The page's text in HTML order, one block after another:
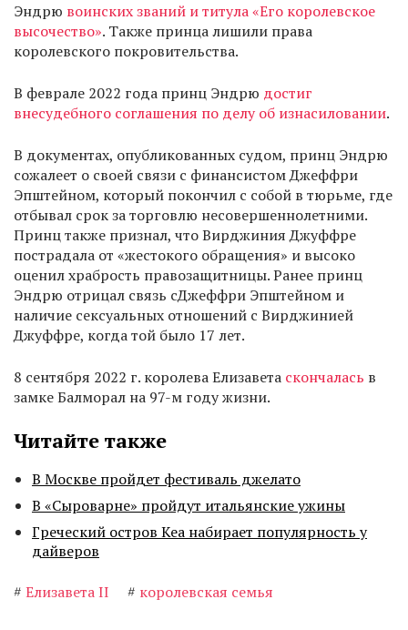
Эндрю воинских званий и титула «Его королевское
высочество». Также принца лишили права
королевского покровительства.
В феврале 2022 года принц Эндрю достиг
внесудебного соглашения по делу об изнасиловании.
В документах, опубликованных судом, принц Эндрю
сожалеет о своей связи с финансистом Джеффри
Эпштейном, который покончил с собой в тюрьме, где
отбывал срок за торговлю несовершеннолетними.
Принц также признал, что Вирджиния Джуффре
пострадала от «жестокого обращения» и высоко
оценил храбрость правозащитницы. Ранее принц
Эндрю отрицал связь сДжеффри Эпштейном и
наличие сексуальных отношений с Вирджинией
Джуффре, когда той было 17 лет.
8 сентября 2022 г. королева Елизавета скончалась в
замке Балморал на 97-м году жизни.
Читайте также
В Москве пройдет фестиваль джелато
В «Сыроварне» пройдут итальянские ужины
Греческий остров Кеа набирает популярность у
дайверов
# Елизавета II # королевская семья